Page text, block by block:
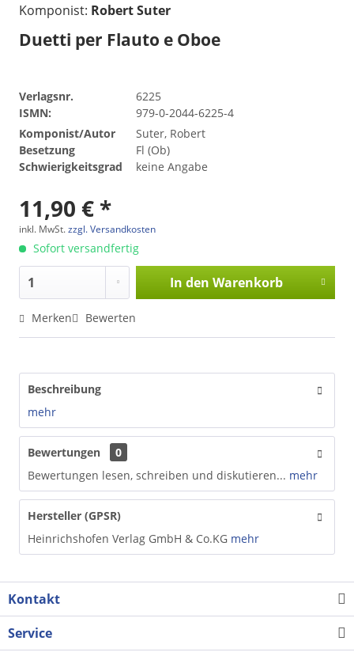
Komponist: Robert Suter
Duetti per Flauto e Oboe
Verlagsnr.
6225
ISMN:
979-0-2044-6225-4
Komponist/Autor
Suter, Robert
Besetzung
Fl (Ob)
Schwierigkeitsgrad
keine Angabe
11,90 € *
inkl. MwSt.zzgl. Versandkosten
Sofort versandfertig
In den Warenkorb
Merken Bewerten
Beschreibung
mehr
Bewertungen
0
Bewertungen lesen, schreiben und diskutieren... mehr
Hersteller (GPSR)
Heinrichshofen Verlag GmbH & Co.KG mehr
Kontakt
Service